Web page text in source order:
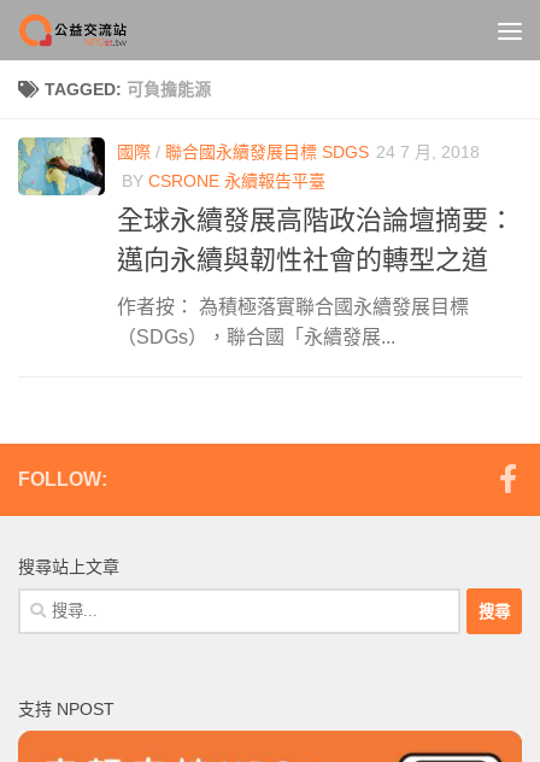
Skip to content
TAGGED: 可負擔能源
國際 / 聯合國永續發展目標 SDGS 24 7 月, 2018
BY CSRONE 永續報告平臺
全球永續發展高階政治論壇摘要：
邁向永續與韌性社會的轉型之道
作者按： 為積極落實聯合國永續發展目標
（SDGs），聯合國「永續發展...
FOLLOW:
搜尋站上文章
搜
尋
字:
支持 NPOST